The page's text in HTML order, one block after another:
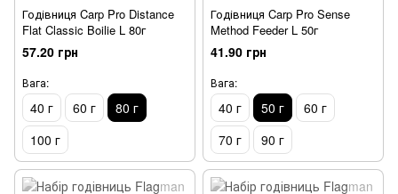
Годівниця Carp Pro Distance
Flat Classic Boilie L 80г
57.20 грн
Вага:
40 г 60 г
80 г
100 г
Годівниця Carp Pro Sense
Method Feeder L 50г
41.90 грн
Вага:
40 г 50 г
60 г
70 г
90 г